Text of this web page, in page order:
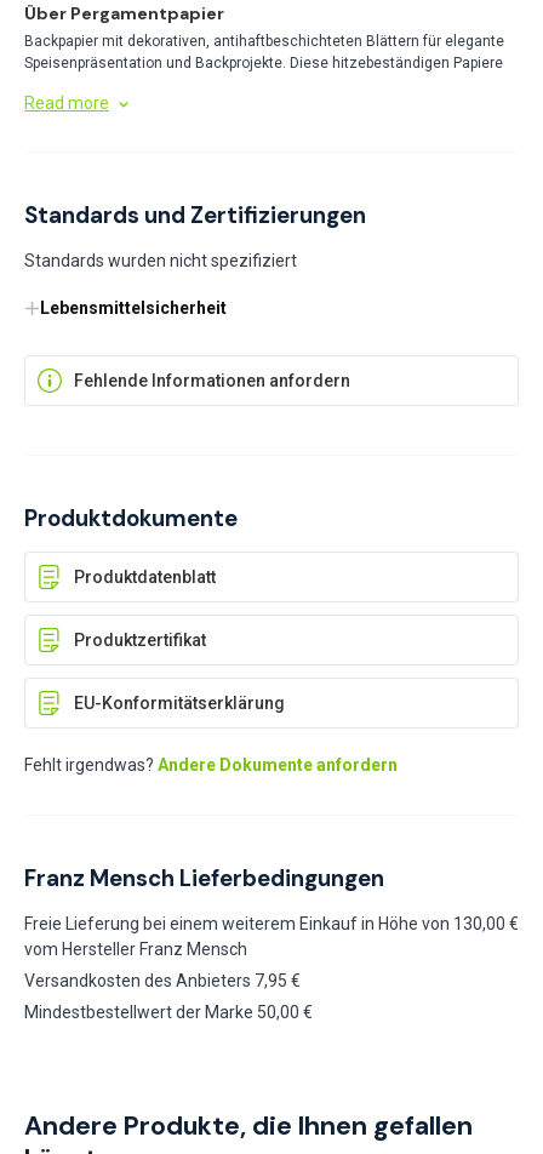
Über Pergamentpapier
Backpapier mit dekorativen, antihaftbeschichteten Blättern für elegante
Speisenpräsentation und Backprojekte. Diese hitzebeständigen Papiere
professionelle Note. In verschiedenen Größen und Mustern erhältlich,
Read more
Standards und Zertifizierungen
Standards wurden nicht spezifiziert
Lebensmittelsicherheit
Fehlende Informationen anfordern
Produktdokumente
Produktdatenblatt
Produktzertifikat
EU-Konformitätserklärung
Fehlt irgendwas? Andere Dokumente anfordern
Franz Mensch Lieferbedingungen
Freie Lieferung bei einem weiterem Einkauf in Höhe von 130,00 €
vom Hersteller Franz Mensch
Versandkosten des Anbieters 7,95 €
Mindestbestellwert der Marke 50,00 €
Andere Produkte, die Ihnen gefallen